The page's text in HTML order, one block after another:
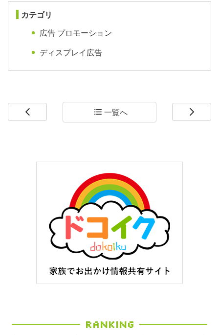
カテゴリ
広告 プロモーション
ディスプレイ広告
arrow_back_ios format_list_bulleted 一覧へ arrow_forward_ios
Ranking